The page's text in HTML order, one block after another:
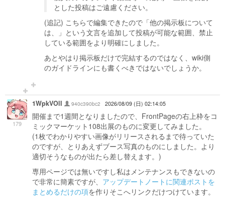
とした投稿はご遠慮ください。
(追記) こちらで編集できたので「他の掲示板について
は、」という文言を追加して投稿が可能な範囲、禁止
している範囲をより明確にしました。
あとやはり掲示板だけで完結するのではなく、wiki側
のガイドラインにも書くべきではないでしょうか。
179
1WpkVOlI 940c390bc2 2026/08/09 (日) 02:14:05
開催まで1週間となりましたので、FrontPageの右上枠をコ
ミックマーケット108出展のものに変更してみました。
(1枚でわかりやすい画像がリリースされるまで待っていた
のですが、とりあえずブース写真のものにしました。より
適切そうなものが出たら差し替えます。)
専用ページでは無いですし私はメンテナンスもできないの
で非常に簡素ですが、 アップデートノートに関連ポストを
まとめるだけの項を作りそこへリンクだけつけています。